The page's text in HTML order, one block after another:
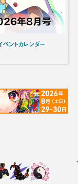
ベントカレンダー